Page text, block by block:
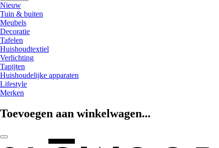
Nieuw
Tuin & buiten
Meubels
Decoratie
Tafelen
Huishoudtextiel
Verlichting
Tapijten
Huishoudelijke apparaten
Lifestyle
Merken
Toevoegen aan winkelwagen...